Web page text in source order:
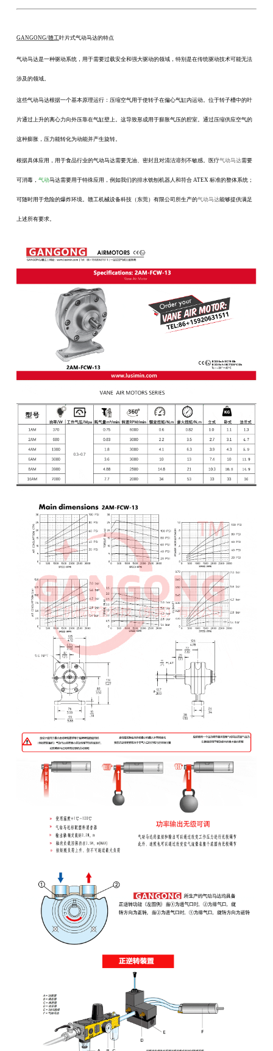
GANGONG/赣工叶片式气动马达的特点
气动马达是一种驱动系统，用于需要过载安全和强大驱动的领域，特别是在传统驱动技术可能无法
涉及的领域。
这些气动马达根据一个基本原理运行：压缩空气用于使转子在偏心气缸内运动。位于转子槽中的叶
片通过上升的离心力向外压靠在气缸壁上。这导致形成用于膨胀气压的腔室。通过压缩供应空气的
这种膨胀，压力能转化为动能并产生旋转。
根据具体应用，用于食品行业的气动马达需要无油、密封且对清洁溶剂不敏感。医疗气动马达需要
可消毒， 气动马达需要用于特殊应用，例如我们的排水铣刨机器人和符合ATEX 标准的整体系统；
可随时用于危险的爆炸环境。赣工机械设备科技（东莞）有限公司所生产的气动马达能够提供满足
上述所有要求。